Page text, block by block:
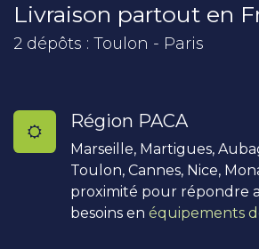
Livraison partout en
2 dépôts : Toulon - Paris
Région PACA
Marseille, Martigues,
Toulon, Cannes, Nice,
proximité pour répondre
besoins en équipements